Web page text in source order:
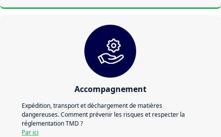
Accompagnement
Expédition, transport et déchargement de matières
dangereuses. Comment prévenir les risques et respecter la
réglementation TMD ?
Par ici